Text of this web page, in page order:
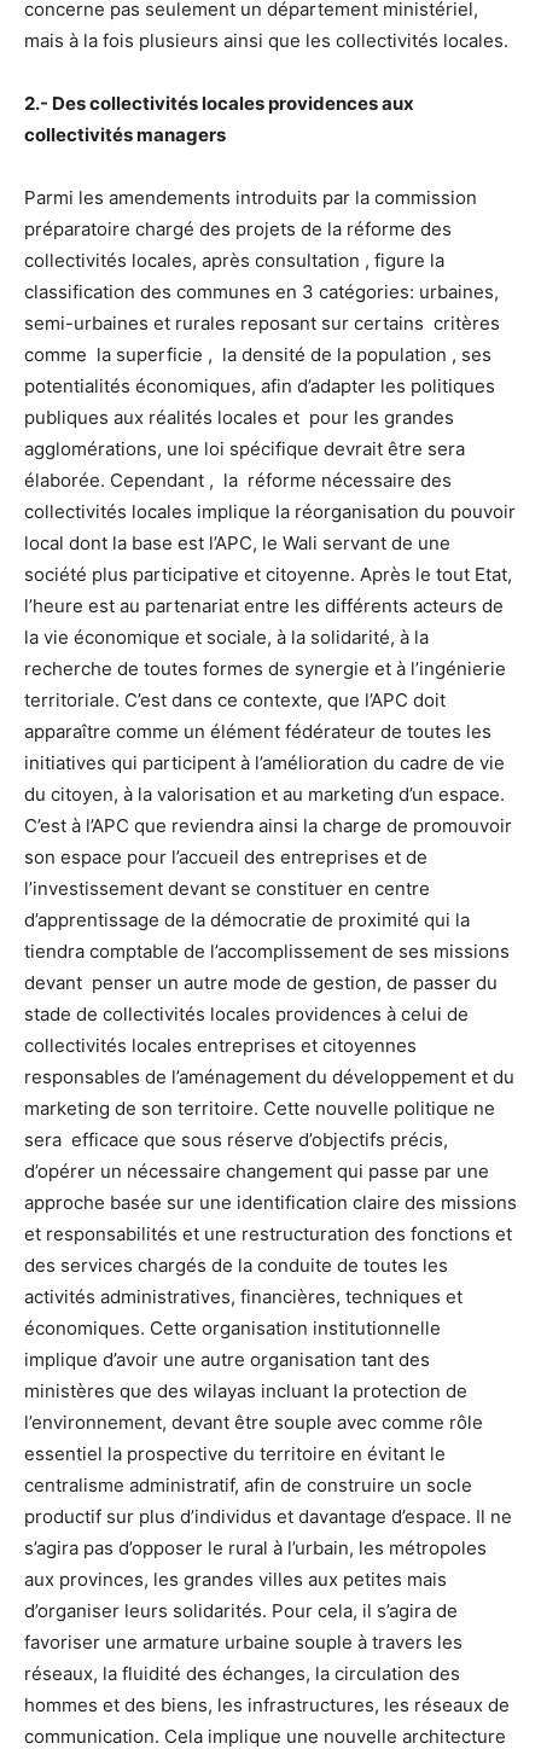
concerne pas seulement un département ministériel,
mais à la fois plusieurs ainsi que les collectivités locales.
2.- Des collectivités locales providences aux
collectivités managers
Parmi les amendements introduits par la commission
préparatoire chargé des projets de la réforme des
collectivités locales, après consultation , figure la
classification des communes en 3 catégories: urbaines,
semi-urbaines et rurales reposant sur certains critères
comme la superficie , la densité de la population , ses
potentialités économiques, afin d’adapter les politiques
publiques aux réalités locales et pour les grandes
agglomérations, une loi spécifique devrait être sera
élaborée. Cependant , la réforme nécessaire des
collectivités locales implique la réorganisation du pouvoir
local dont la base est l’APC, le Wali servant de une
société plus participative et citoyenne. Après le tout Etat,
l’heure est au partenariat entre les différents acteurs de
la vie économique et sociale, à la solidarité, à la
recherche de toutes formes de synergie et à l’ingénierie
territoriale. C’est dans ce contexte, que l’APC doit
apparaître comme un élément fédérateur de toutes les
initiatives qui participent à l’amélioration du cadre de vie
du citoyen, à la valorisation et au marketing d’un espace.
C’est à l’APC que reviendra ainsi la charge de promouvoir
son espace pour l’accueil des entreprises et de
l’investissement devant se constituer en centre
d’apprentissage de la démocratie de proximité qui la
tiendra comptable de l’accomplissement de ses missions
devant penser un autre mode de gestion, de passer du
stade de collectivités locales providences à celui de
collectivités locales entreprises et citoyennes
responsables de l’aménagement du développement et du
marketing de son territoire. Cette nouvelle politique ne
sera efficace que sous réserve d’objectifs précis,
d’opérer un nécessaire changement qui passe par une
approche basée sur une identification claire des missions
et responsabilités et une restructuration des fonctions et
des services chargés de la conduite de toutes les
activités administratives, financières, techniques et
économiques. Cette organisation institutionnelle
implique d’avoir une autre organisation tant des
ministères que des wilayas incluant la protection de
l’environnement, devant être souple avec comme rôle
essentiel la prospective du territoire en évitant le
centralisme administratif, afin de construire un socle
productif sur plus d’individus et davantage d’espace. Il ne
s’agira pas d’opposer le rural à l’urbain, les métropoles
aux provinces, les grandes villes aux petites mais
d’organiser leurs solidarités. Pour cela, il s’agira de
favoriser une armature urbaine souple à travers les
réseaux, la fluidité des échanges, la circulation des
hommes et des biens, les infrastructures, les réseaux de
communication. Cela implique une nouvelle architecture